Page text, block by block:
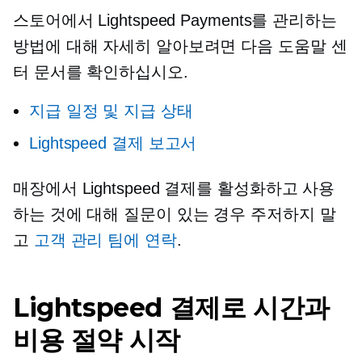
스토어에서 Lightspeed Payments를 관리하는
방법에 대해 자세히 알아보려면 다음 도움말 센
터 문서를 확인하십시오.
지급 일정 및 지급 상태
Lightspeed 결제 보고서
매장에서 Lightspeed 결제를 활성화하고 사용
하는 것에 대해 질문이 있는 경우 주저하지 말
고 고객 관리 팀에 연락.
Lightspeed 결제로 시간과
비용 절약 시작